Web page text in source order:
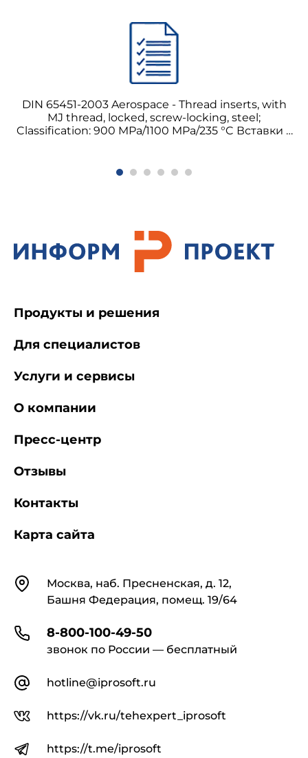
DIN 65451-2003 Aerospace - Thread inserts, with
MJ thread, locked, screw-locking, steel;
Classification: 900 MPa/1100 MPa/235 °C Вставки с
КонтактыМосква, наб. Пресненская, д. 12,
Башня Федерация, помещ. 19/64
8-800-100-49-50
звонок по России — бесплатный
hotline@iprosoft.ru
https://vk.ru/tehexpert_iprosoft
https://t.me/iprosoft
Продукты и решения
Для специалистов
Услуги и сервисы
О компании
Пресс-центр
Отзывы
Контакты
Карта сайта